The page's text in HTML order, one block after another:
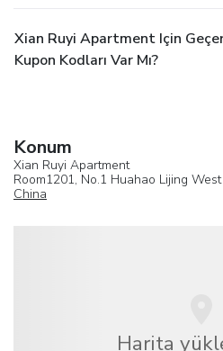
Xian Ruyi Apartment Için
Kupon Kodları Var Mı?
Konum
Xian Ruyi Apartment
Room1201, No.1 Huahao Lijing
China
Harita